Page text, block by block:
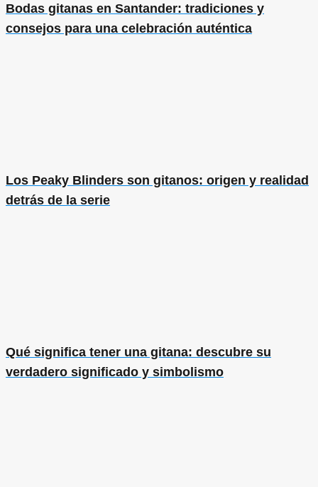
Bodas gitanas en Santander: tradiciones y
consejos para una celebración auténtica
Los Peaky Blinders son gitanos: origen y realidad
detrás de la serie
Qué significa tener una gitana: descubre su
verdadero significado y simbolismo